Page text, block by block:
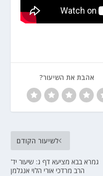
אהבת את השיעור?
לשיעור הקודם
גמרא בבא מציעא דף ג: שיעור יד'
הרב מרדכי אורי הלוי אנגלמן